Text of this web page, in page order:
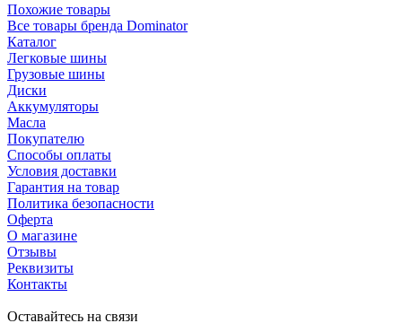
Похожие товары
Все товары бренда Dominator
Каталог
Легковые шины
Грузовые шины
Диски
Аккумуляторы
Масла
Покупателю
Способы оплаты
Условия доставки
Гарантия на товар
Политика безопасности
Оферта
О магазине
Отзывы
Реквизиты
Контакты
Оставайтесь на связи